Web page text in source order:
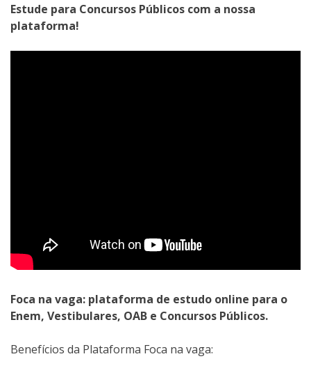
Estude para Concursos Públicos com a nossa
plataforma!
Foca na vaga: plataforma de estudo online para o
Enem, Vestibulares, OAB e Concursos Públicos.
Benefícios da Plataforma Foca na vaga: